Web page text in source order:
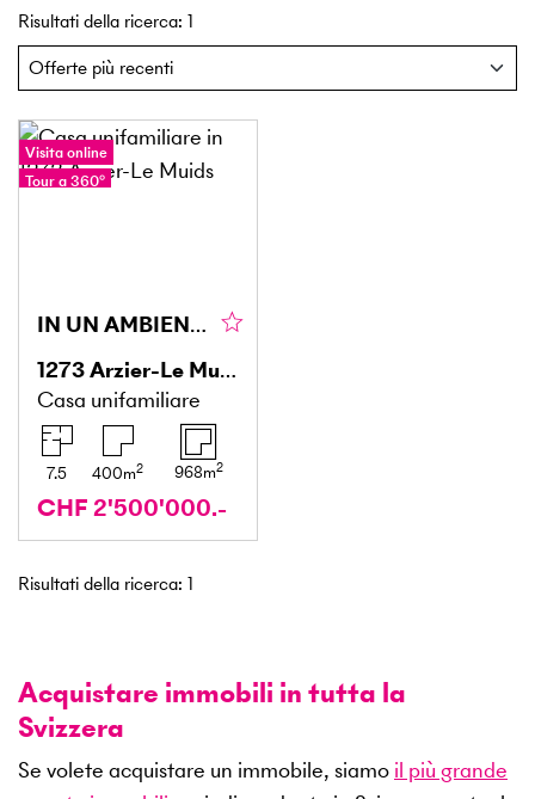
Risultati della ricerca: 1
Visita online
Tour a 360°
IN UN AMBIENTE TRANQUILLO CON VISTA SUL LAGO
1273Arzier-Le Muids
Casa unifamiliare
7.5 400m2 968m2
CHF 2'500'000.-
Risultati della ricerca: 1
Acquistare immobili in tutta la
Svizzera
Se volete acquistare un immobile, siamo il più grande